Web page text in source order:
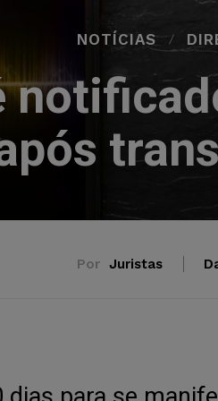
NOTÍCIAS
Por Juristas